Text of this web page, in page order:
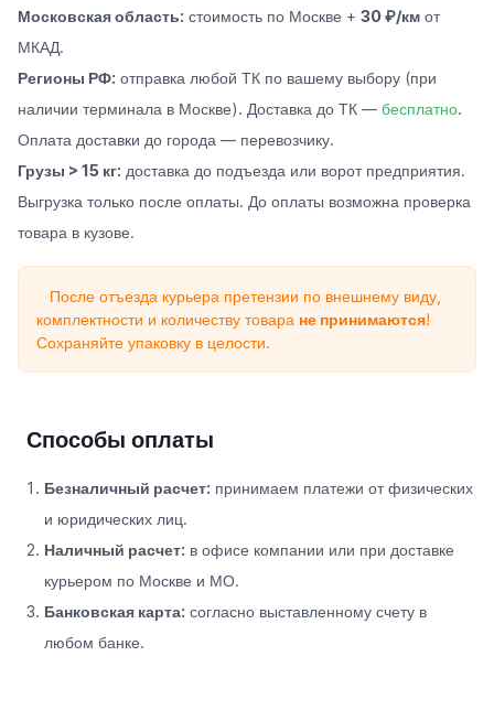
Московская область: стоимость по Москве + 30 ₽/км от
МКАД.
Регионы РФ: отправка любой ТК по вашему выбору (при
наличии терминала в Москве). Доставка до ТК — бесплатно.
Оплата доставки до города — перевозчику.
Грузы > 15 кг: доставка до подъезда или ворот предприятия.
Выгрузка только после оплаты. До оплаты возможна проверка
товара в кузове.
После отъезда курьера претензии по внешнему виду,
комплектности и количеству товара не принимаются!
Сохраняйте упаковку в целости.
Способы оплаты
Безналичный расчет: принимаем платежи от физических
и юридических лиц.
Наличный расчет: в офисе компании или при доставке
курьером по Москве и МО.
Банковская карта: согласно выставленному счету в
любом банке.